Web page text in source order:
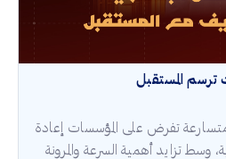
ترسم المستقبل
تفرض على المؤسسات إعادة
وسط تزايد أهمية السرعة والمرونة